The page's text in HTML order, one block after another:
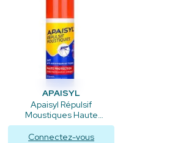
APAISYL
Apaisyl Répulsif
Moustiques Haute
Protection - 90ml
Connectez-vous